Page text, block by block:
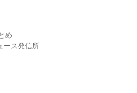
め
ース発信所